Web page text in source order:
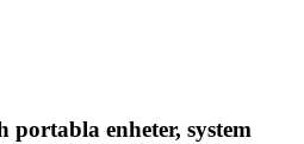
enheter, system